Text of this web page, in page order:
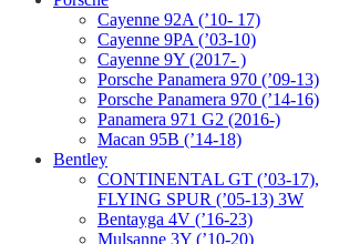
Cayenne 92A (’10- 17)
Cayenne 9PA (’03-10)
Cayenne 9Y (2017- )
Porsche Panamera 970 (’09-13)
Porsche Panamera 970 (’14-16)
Panamera 971 G2 (2016-)
Macan 95B (’14-18)
Bentley
CONTINENTAL GT (’03-17),
FLYING SPUR (’05-13) 3W
Bentayga 4V (’16-23)
Mulsanne 3Y (’10-20)